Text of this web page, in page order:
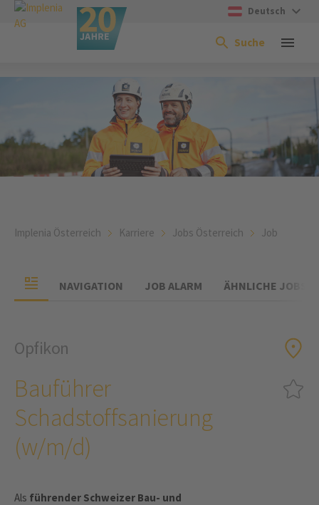
Deutsch
Suche
Implenia Österreich Karriere Jobs Österreich Job
NAVIGATION JOB ALARM ÄHNLICHE JOBS
Opfikon
Bauführer
Schadstoffsanierung
(w/m/d)
Als führender Schweizer Bau- und